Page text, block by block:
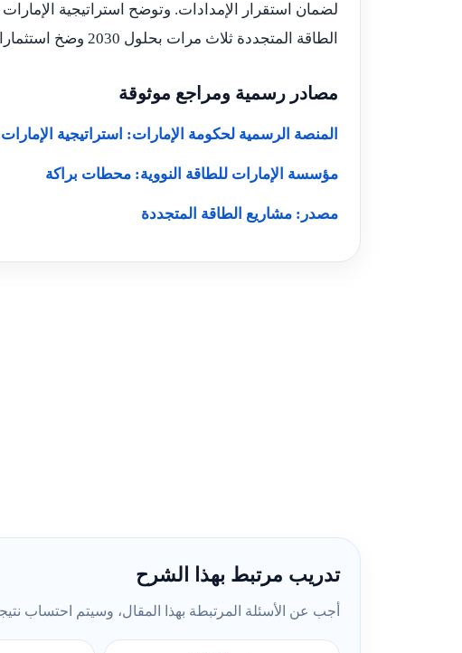
الطاقة المتجددة ثلاث مرات بحلول 2030 وضخ استثمارات وطنية كبيرة لتلبية الطلب المتزايد.
مصادر رسمية ومراجع موثوقة
المنصة الرسمية لحكومة الإمارات: استراتيجية الإمارات
مؤسسة الإمارات للطاقة النووية: محطات براكة
مصدر: مشاريع الطاقة المتجددة
تدريب مرتبط بهذا الشرح
أجب عن الأسئلة المرتبطة بهذا المقال، وسيتم احتساب